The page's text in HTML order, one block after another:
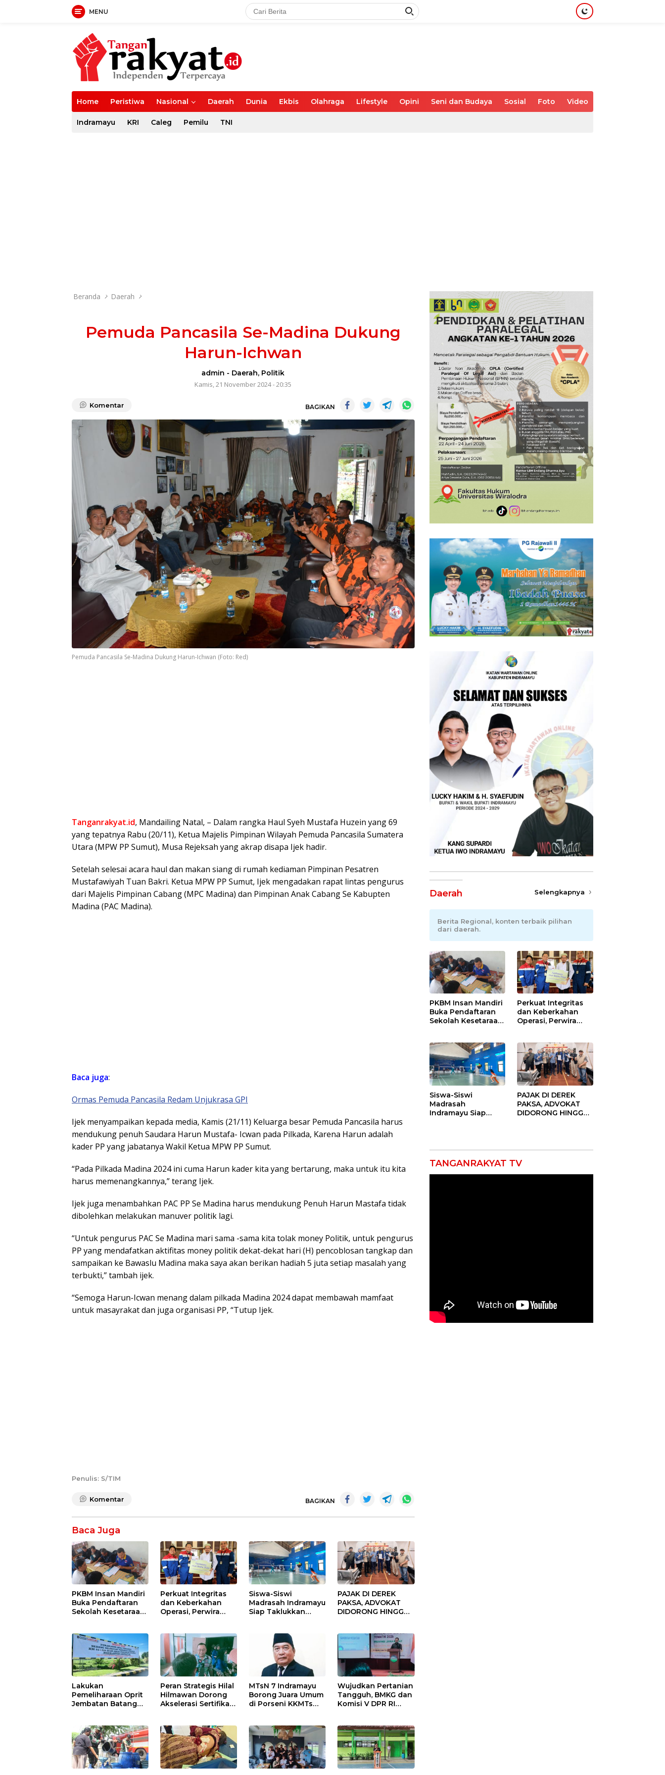
MENU
Home Peristiwa Nasional Daerah Dunia Ekbis Olahraga Lifestyle Opini Seni dan Budaya Sosial Foto Video
Indramayu KRI Caleg Pemilu TNI
Beranda Daerah
Pemuda Pancasila Se-Madina Dukung
Harun-Ichwan
admin - Daerah, Politik
Kamis, 21 November 2024 - 20:35
Komentar BAGIKAN
Pemuda Pancasila Se-Madina Dukung Harun-Ichwan (Foto: Red)
Tanganrakyat.id, Mandailing Natal, – Dalam rangka Haul Syeh Mustafa Huzein yang 69
yang tepatnya Rabu (20/11), Ketua Majelis Pimpinan Wilayah Pemuda Pancasila Sumatera
Utara (MPW PP Sumut), Musa Rejeksah yang akrap disapa Ijek hadir.
Setelah selesai acara haul dan makan siang di rumah kediaman Pimpinan Pesatren
Mustafawiyah Tuan Bakri. Ketua MPW PP Sumut, Ijek mengadakan rapat lintas pengurus
dari Majelis Pimpinan Cabang (MPC Madina) dan Pimpinan Anak Cabang Se Kabupten
Madina (PAC Madina).
Baca juga:
Ormas Pemuda Pancasila Redam Unjukrasa GPI
Ijek menyampaikan kepada media, Kamis (21/11) Keluarga besar Pemuda Pancasila harus
mendukung penuh Saudara Harun Mustafa- Icwan pada Pilkada, Karena Harun adalah
kader PP yang jabatanya Wakil Ketua MPW PP Sumut.
“Pada Pilkada Madina 2024 ini cuma Harun kader kita yang bertarung, maka untuk itu kita
harus memenangkannya,” terang Ijek.
Ijek juga menambahkan PAC PP Se Madina harus mendukung Penuh Harun Mastafa tidak
dibolehkan melakukan manuver politik lagi.
“Untuk pengurus PAC Se Madina mari sama -sama kita tolak money Politik, untuk pengurus
PP yang mendafatkan aktifitas money politik dekat-dekat hari (H) pencoblosan tangkap dan
sampaikan ke Bawaslu Madina maka saya akan berikan hadiah 5 juta setiap masalah yang
terbukti,” tambah ijek.
“Semoga Harun-Icwan menang dalam pilkada Madina 2024 dapat membawah mamfaat
untuk masayrakat dan juga organisasi PP, “Tutup Ijek.
Penulis: S/TIM
Komentar BAGIKAN
Baca Juga
PKBM Insan Mandiri
Buka Pendaftaran
Sekolah Kesetaraan
Perkuat Integritas
dan Keberkahan
Operasi, Perwira
Siswa-Siswi
Madrasah Indramayu
Siap Taklukkan
PAJAK DI DEREK
PAKSA, ADVOKAT
DIDORONG HINGGA
Advokat Riau
Ngamuk Kepung
Polresta Pekanbaru!
Lakukan
Pemeliharaan Oprit
Jembatan Batang
Contraflow di KM 55
Tol Binjai–Langsa
Peran Strategis Hilal
Hilmawan Dorong
Akselerasi Sertifikasi
Kemiskinan di
Indramayu
MTsN 7 Indramayu
Borong Juara Umum
di Porseni KKMTs
Wujudkan Pertanian
Tangguh, BMKG dan
Komisi V DPR RI
Sekolah Lapang
Iklim
Daerah Selengkapnya
Berita Regional, konten terbaik pilihan
dari daerah.
PKBM Insan Mandiri
Buka Pendaftaran
Sekolah Kesetaraan
Perkuat Integritas
dan Keberkahan
Operasi, Perwira
Siswa-Siswi
Madrasah
Indramayu Siap
PAJAK DI DEREK
PAKSA, ADVOKAT
DIDORONG HINGGA
Ngamuk Kepung
TANGANRAKYAT TV